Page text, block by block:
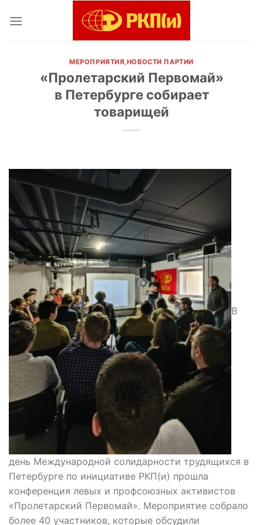
МЕРОПРИЯТИЯ,НОВОСТИ ПАРТИИ
«Пролетарский Первомай»
в Петербурге собирает
товарищей
В
день Международной солидарности трудящихся в
Петербурге по инициативе РКП(и) прошла
конференция левых и профсоюзных активистов
«Пролетарский Первомай». Мероприятие собрало
более 40 участников, которые обсудили